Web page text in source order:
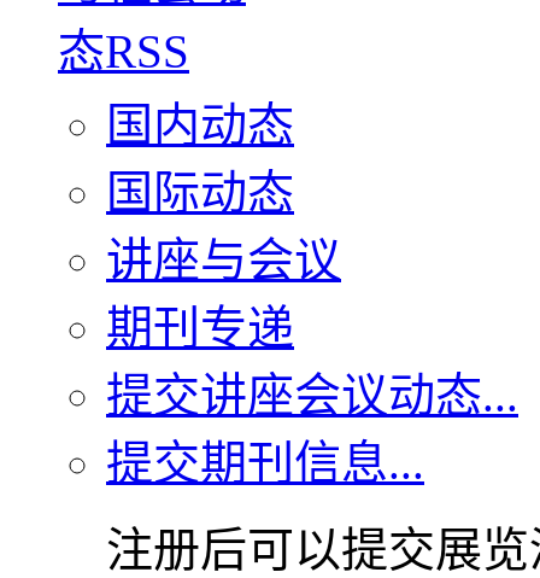
国内动态
国际动态
讲座与会议
期刊专递
提交讲座会议动态...
提交期刊信息...
注册后可以提交展